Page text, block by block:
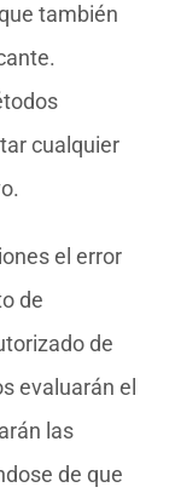
también
cualquier
el error
de
de
evaluarán el
las
de que